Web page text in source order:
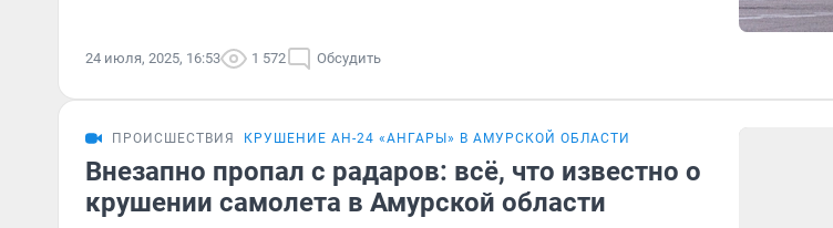
24 июля, 2025, 16:53 1 572 Обсудить
ПРОИСШЕСТВИЯ КРУШЕНИЕ АН-24 «АНГАРЫ» В АМУРСКОЙ ОБЛАСТИ
Внезапно пропал с радаров: всё, что известно о
крушении самолета в Амурской области